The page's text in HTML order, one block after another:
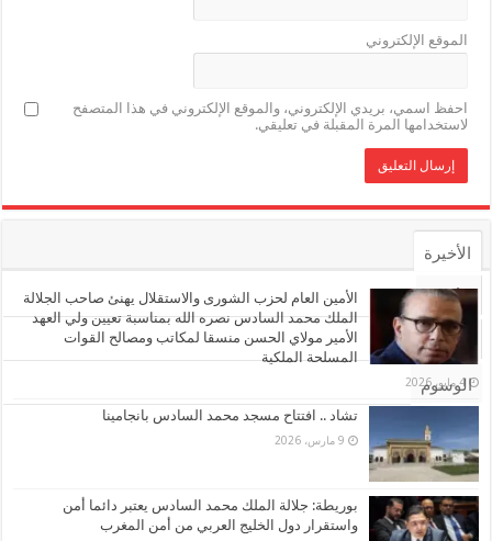
الموقع الإلكتروني
احفظ اسمي، بريدي الإلكتروني، والموقع الإلكتروني في هذا المتصفح
لاستخدامها المرة المقبلة في تعليقي.
الأخيرة
الأشهر
تعليقات
الوسوم
الأمين العام لحزب الشورى والاستقلال يهنئ صاحب الجلالة
الملك محمد السادس نصره الله بمناسبة تعيين ولي العهد
الأمير مولاي الحسن منسقا لمكاتب ومصالح القوات
المسلحة الملكية
4 مايو، 2026
تشاد .. افتتاح مسجد محمد السادس بانجامينا
9 مارس، 2026
بوريطة: جلالة الملك محمد السادس يعتبر دائما أمن
واستقرار دول الخليج العربي من أمن المغرب